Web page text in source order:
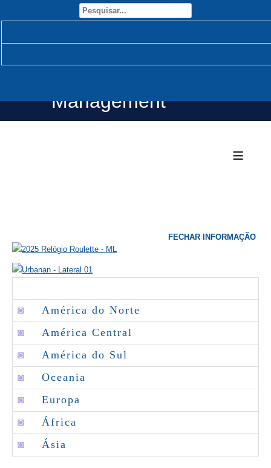
Management
≡
◙
América do Norte
◙
América Central
◙
América do Sul
◙
Oceania
◙
Europa
◙
África
◙
Ásia
FECHAR INFORMAÇÃO